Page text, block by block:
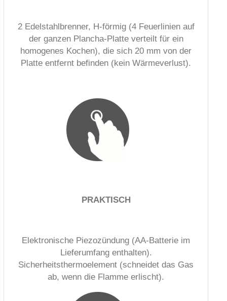
2 Edelstahlbrenner, H-förmig (4 Feuerlinien auf
der ganzen Plancha-Platte verteilt für ein
homogenes Kochen), die sich 20 mm von der
Platte entfernt befinden (kein Wärmeverlust).
PRAKTISCH
Elektronische Piezozündung (AA-Batterie im
Lieferumfang enthalten).
Sicherheitsthermoelement (schneidet das Gas
ab, wenn die Flamme erlischt).